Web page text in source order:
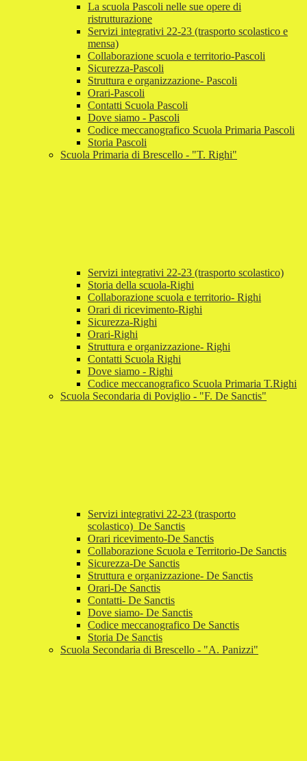
La scuola Pascoli nelle sue opere di
ristrutturazione
Servizi integrativi 22-23 (trasporto scolastico e
mensa)
Collaborazione scuola e territorio-Pascoli
Sicurezza-Pascoli
Struttura e organizzazione- Pascoli
Orari-Pascoli
Contatti Scuola Pascoli
Dove siamo - Pascoli
Codice meccanografico Scuola Primaria Pascoli
Storia Pascoli
Scuola Primaria di Brescello - "T. Righi"
Servizi integrativi 22-23 (trasporto scolastico)
Storia della scuola-Righi
Collaborazione scuola e territorio- Righi
Orari di ricevimento-Righi
Sicurezza-Righi
Orari-Righi
Struttura e organizzazione- Righi
Contatti Scuola Righi
Dove siamo - Righi
Codice meccanografico Scuola Primaria T.Righi
Scuola Secondaria di Poviglio - "F. De Sanctis"
Servizi integrativi 22-23 (trasporto
scolastico)_De Sanctis
Orari ricevimento-De Sanctis
Collaborazione Scuola e Territorio-De Sanctis
Sicurezza-De Sanctis
Struttura e organizzazione- De Sanctis
Orari-De Sanctis
Contatti- De Sanctis
Dove siamo- De Sanctis
Codice meccanografico De Sanctis
Storia De Sanctis
Scuola Secondaria di Brescello - "A. Panizzi"